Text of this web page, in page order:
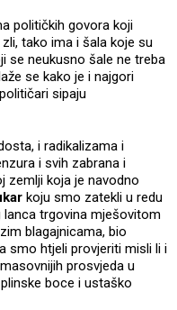
političkih govora koji
tako ima i šala koje su
se neukusno šale ne treba
se kako je i najgori
sipaju
i radikalizama i
i svih zabrana i
zemlji koja je navodno
koju smo zatekli u redu
trgovina mješovitom
blagajnicama, bio
smo htjeli provjeriti misli li i
prosvjeda u
boce i ustaško